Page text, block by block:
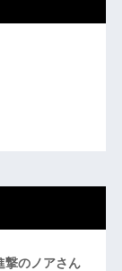
撃のノアさん